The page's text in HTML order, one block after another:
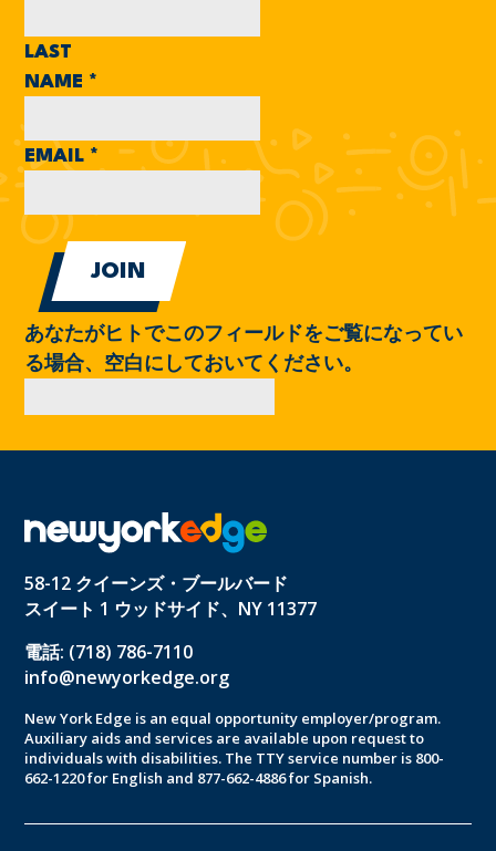
LAST
NAME *
EMAIL *
あなたがヒトでこのフィールドをご覧になってい
る場合、空白にしておいてください。
58-12 クイーンズ・ブールバード
スイート 1 ウッドサイド、NY 11377
電話: (718) 786-7110
info@newyorkedge.org
New York Edge is an equal opportunity employer/program.
Auxiliary aids and services are available upon request to
individuals with disabilities. The TTY service number is 800-
662-1220 for English and 877-662-4886 for Spanish.